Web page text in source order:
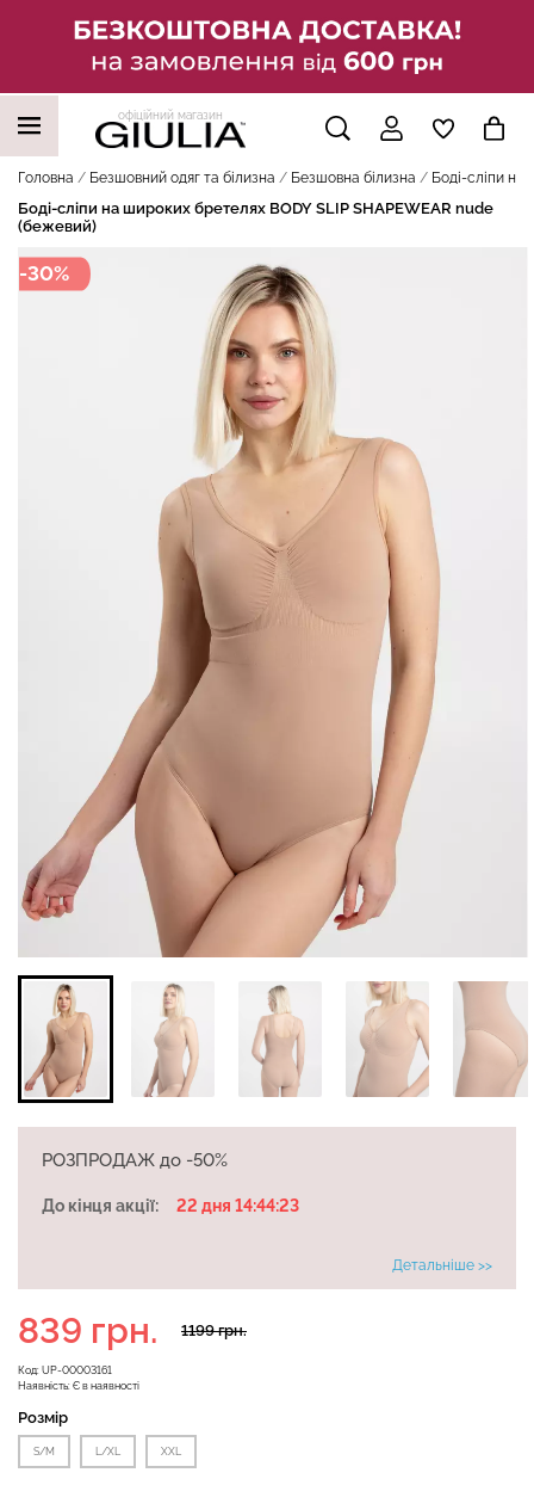
офіційний магазин
Головна Безшовний одяг та білизна Безшовна білизна Боді-сліпи на
Боді-сліпи на широких бретелях BODY SLIP SHAPEWEAR nude
(бежевий)
-30%
РОЗПРОДАЖ до -50%
До кінця акції: 22 дня 14:44:22
Детальніше >>
Код: UP-00003161
Наявність: Є в наявності
1199 грн.
839 грн.
Розмір
S/M L/XL XXL
НАШІ ТРЕНДОВІ ТОВАРИ
Безшовні легінси з
мікрофібри LEGGINGS 02
789 грн.
Безшовні бразиліана з
легкою корекцією
BRASILIAN SHAPEWEAR
black (чорний) Giulia
369 грн.
LEGGINGS (чорний) Giulia
талією TRACKS 01
549 грн.